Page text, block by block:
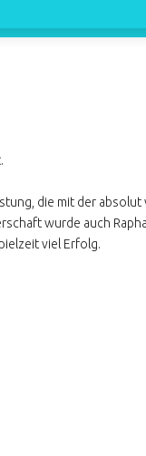
die mit der
wurde auch
viel Erfolg.